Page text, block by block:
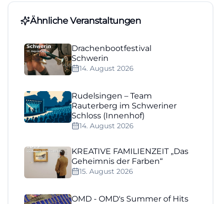
Ähnliche Veranstaltungen
Drachenbootfestival
Schwerin
14. August 2026
Rudelsingen – Team
Rauterberg im Schweriner
Schloss (Innenhof)
14. August 2026
KREATIVE FAMILIENZEIT „Das
Geheimnis der Farben“
15. August 2026
OMD - OMD's Summer of Hits